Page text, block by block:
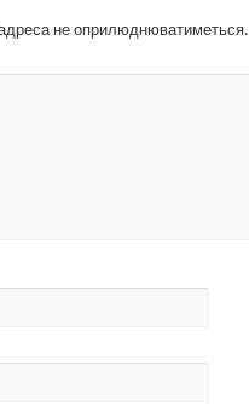
не оприлюднюватиметься.